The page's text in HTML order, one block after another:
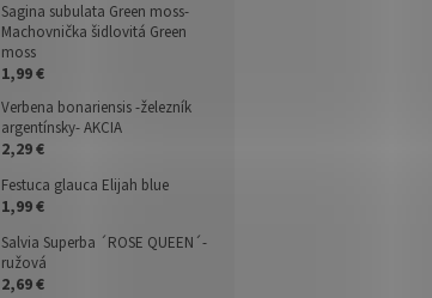
Sagina subulata Green moss-
Machovnička šidlovitá Green
moss
1,99 €
Verbena bonariensis -železník
argentínsky- AKCIA
2,29 €
Festuca glauca Elijah blue
1,99 €
Salvia Superba ´ROSE QUEEN´-
ružová
2,69 €